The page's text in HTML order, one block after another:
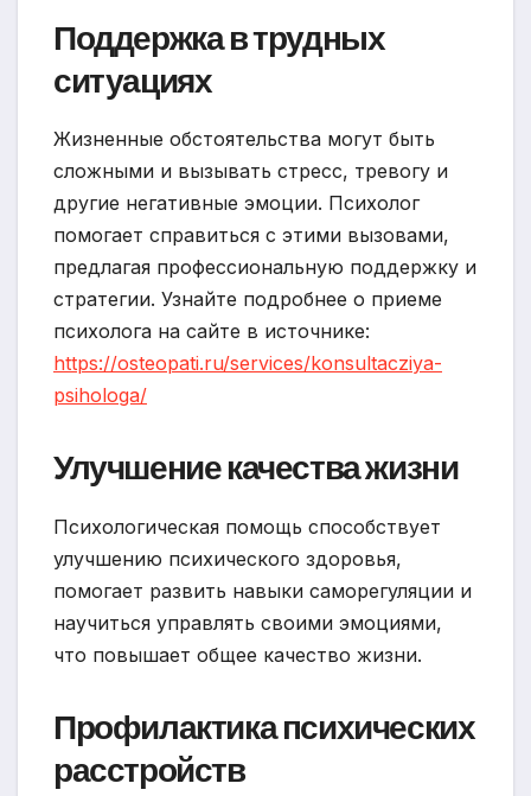
Поддержка в трудных
ситуациях
Жизненные обстоятельства могут быть
сложными и вызывать стресс, тревогу и
другие негативные эмоции. Психолог
помогает справиться с этими вызовами,
предлагая профессиональную поддержку и
стратегии. Узнайте подробнее о приеме
психолога на сайте в источнике:
https://osteopati.ru/services/konsultacziya-
psihologa/
Улучшение качества жизни
Психологическая помощь способствует
улучшению психического здоровья,
помогает развить навыки саморегуляции и
научиться управлять своими эмоциями,
что повышает общее качество жизни.
Профилактика психических
расстройств